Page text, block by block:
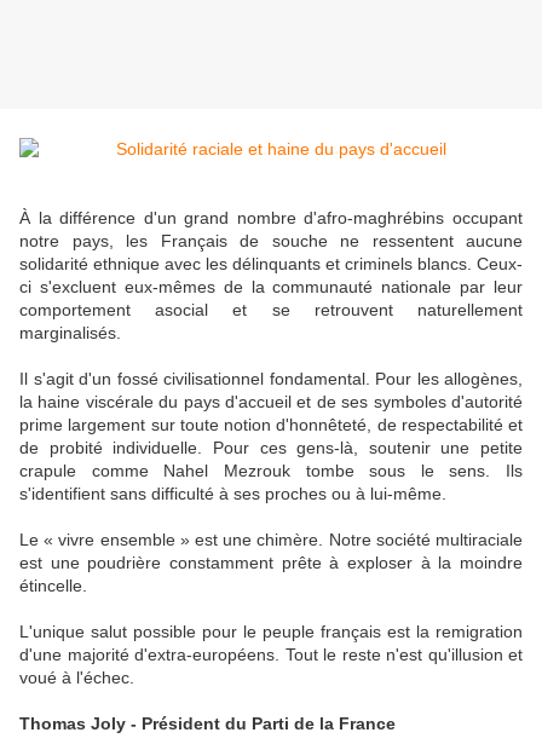
À la différence d'un grand nombre d'afro-maghrébins occupant
notre pays, les Français de souche ne ressentent aucune
solidarité ethnique avec les délinquants et criminels blancs. Ceux-
ci s'excluent eux-mêmes de la communauté nationale par leur
comportement asocial et se retrouvent naturellement
marginalisés.
Il s'agit d'un fossé civilisationnel fondamental. Pour les allogènes,
la haine viscérale du pays d'accueil et de ses symboles d'autorité
prime largement sur toute notion d'honnêteté, de respectabilité et
de probité individuelle. Pour ces gens-là, soutenir une petite
crapule comme Nahel Mezrouk tombe sous le sens. Ils
s'identifient sans difficulté à ses proches ou à lui-même.
Le « vivre ensemble » est une chimère. Notre société multiraciale
est une poudrière constamment prête à exploser à la moindre
étincelle.
L'unique salut possible pour le peuple français est la remigration
d'une majorité d'extra-européens. Tout le reste n'est qu'illusion et
voué à l'échec.
Thomas Joly - Président du Parti de la France